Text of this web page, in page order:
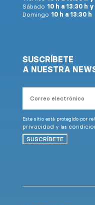
Sábado 10 h a 13:30 h
Domingo 10 h a 13:30 h
SUSCRÍBETE
A NUESTRA
electrónico
Este sitio está protegido por
privacidad y las
SUSCRÍBETE